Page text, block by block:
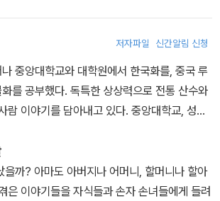
자 전쟁』 『우리들의 아름다운 나라』 등을 출간
『시대의 경계에서 일인칭으로 말 걸기』 『스스
치에게』 『김진경의 신화로 읽는 세상』 등이
실장으로 전교조 창립을 주도했으며, 대통령
힘썼다.
저자파일 신간알림 신청
중앙대학교와 대학원에서 한국화를, 중국 루
를 공부했다. 독특한 상상력으로 전통 산수와
람 이야기를 담아내고 있다. 중앙대학교, 성균
전 특선, 2002년 동아미술상을 받았다. 『싸
등에 그림을 그렸다.
을까? 아마도 아버지나 어머니, 할머니나 할아
은 이야기들을 자식들과 손자 손녀들에게 들려